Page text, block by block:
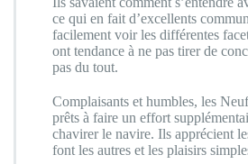
ce qui en fait d’excellents
facilement voir les différentes
ont tendance à ne pas tirer de
pas du tout.
Complaisants et humbles, les
prêts à faire un effort
chavirer le navire. Ils apprécient
font les autres et les plaisirs